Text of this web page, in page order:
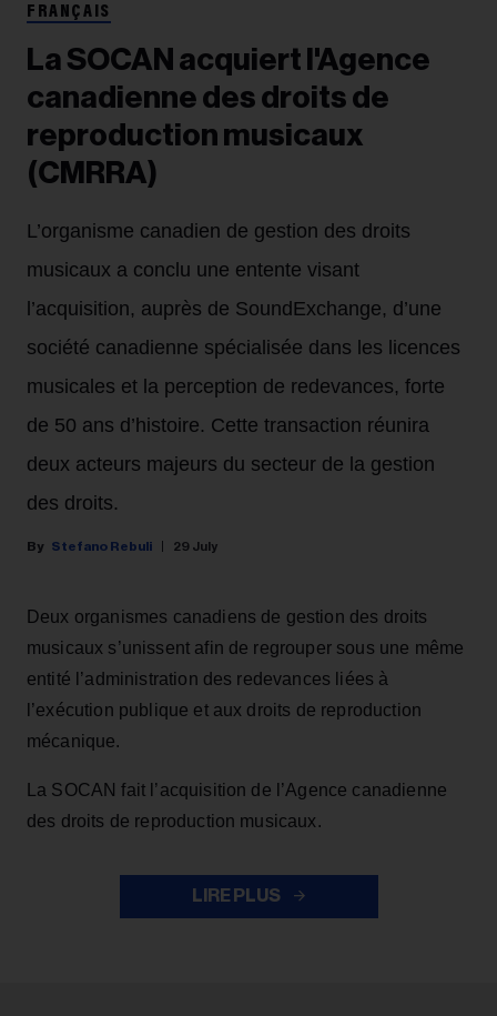
FRANÇAIS
La SOCAN acquiert l'Agence
canadienne des droits de
reproduction musicaux
(CMRRA)
L’organisme canadien de gestion des droits
musicaux a conclu une entente visant
l’acquisition, auprès de SoundExchange, d’une
société canadienne spécialisée dans les licences
musicales et la perception de redevances, forte
de 50 ans d’histoire. Cette transaction réunira
deux acteurs majeurs du secteur de la gestion
des droits.
Stefano Rebuli 29 July
Deux organismes canadiens de gestion des droits
musicaux s’unissent afin de regrouper sous une même
entité l’administration des redevances liées à
l’exécution publique et aux droits de reproduction
mécanique.
La SOCAN fait l’acquisition de l’Agence canadienne
des droits de reproduction musicaux.
LIRE PLUS